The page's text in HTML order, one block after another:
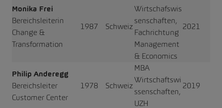
Monika Frei
Bereichsleiterin
Change &
Transformation
1987 Schweiz
Wirtschafswis
senschaften,
Fachrichtung
Management
& Economics
2021
Philip Anderegg
Bereichsleiter
Customer Center
1978 Schweiz
MBA
Wirtschaftswi
ssenschaften,
UZH
2019